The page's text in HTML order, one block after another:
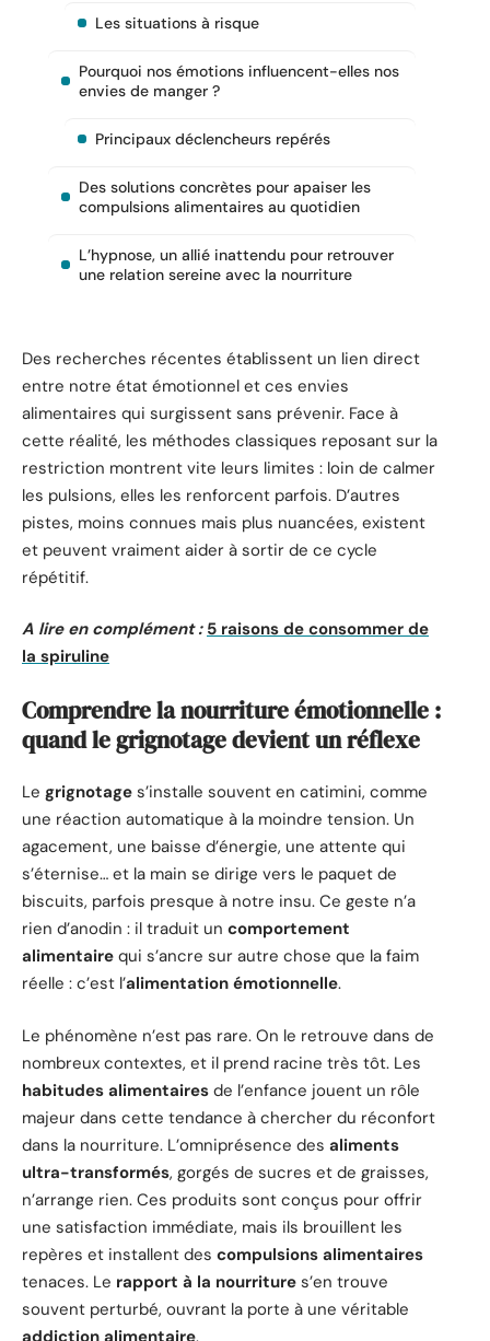
Les situations à risque
Pourquoi nos émotions influencent-elles nos
envies de manger ?
Principaux déclencheurs repérés
Des solutions concrètes pour apaiser les
compulsions alimentaires au quotidien
L’hypnose, un allié inattendu pour retrouver
une relation sereine avec la nourriture
Des recherches récentes établissent un lien direct
entre notre état émotionnel et ces envies
alimentaires qui surgissent sans prévenir. Face à
cette réalité, les méthodes classiques reposant sur la
restriction montrent vite leurs limites : loin de calmer
les pulsions, elles les renforcent parfois. D’autres
pistes, moins connues mais plus nuancées, existent
et peuvent vraiment aider à sortir de ce cycle
répétitif.
A lire en complément : 5 raisons de consommer de
la spiruline
Comprendre la nourriture émotionnelle :
quand le grignotage devient un réflexe
Le grignotage s’installe souvent en catimini, comme
une réaction automatique à la moindre tension. Un
agacement, une baisse d’énergie, une attente qui
s’éternise… et la main se dirige vers le paquet de
biscuits, parfois presque à notre insu. Ce geste n’a
rien d’anodin : il traduit un comportement
alimentaire qui s’ancre sur autre chose que la faim
réelle : c’est l’alimentation émotionnelle.
Le phénomène n’est pas rare. On le retrouve dans de
nombreux contextes, et il prend racine très tôt. Les
habitudes alimentaires de l’enfance jouent un rôle
majeur dans cette tendance à chercher du réconfort
dans la nourriture. L’omniprésence des aliments
ultra-transformés, gorgés de sucres et de graisses,
n’arrange rien. Ces produits sont conçus pour offrir
une satisfaction immédiate, mais ils brouillent les
repères et installent des compulsions alimentaires
tenaces. Le rapport à la nourriture s’en trouve
souvent perturbé, ouvrant la porte à une véritable
addiction alimentaire.